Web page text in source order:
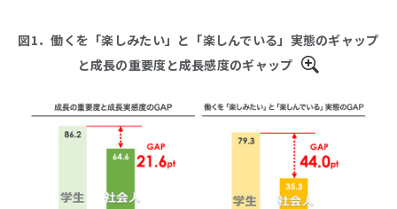
図1．働くを「楽しみたい」と「楽しんでいる」実態のギャップ
と成長の重要度と成長感度のギャップ